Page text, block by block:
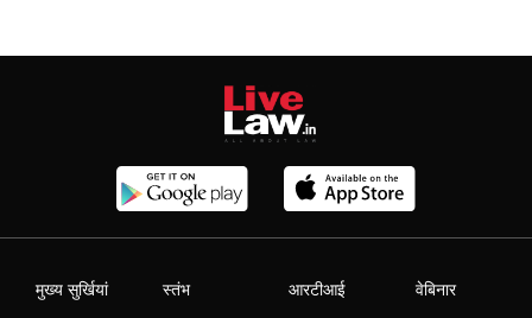
मुख्य सुर्खियां स्तंभ आरटीआई वेबिनार